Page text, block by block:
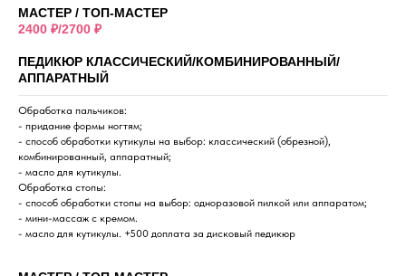
МАСТЕР / ТОП-МАСТЕР
2400 ₽/2700 ₽
ПЕДИКЮР КЛАССИЧЕСКИЙ/КОМБИНИРОВАННЫЙ/
АППАРАТНЫЙ
Обработка пальчиков:
- придание формы ногтям;
- способ обработки кутикулы на выбор: классический (обрезной),
комбинированный, аппаратный;
- масло для кутикулы.
Обработка стопы:
- способ обработки стопы на выбор: одноразовой пилкой или аппаратом;
- мини-массаж с кремом.
- масло для кутикулы. +500 доплата за дисковый педикюр